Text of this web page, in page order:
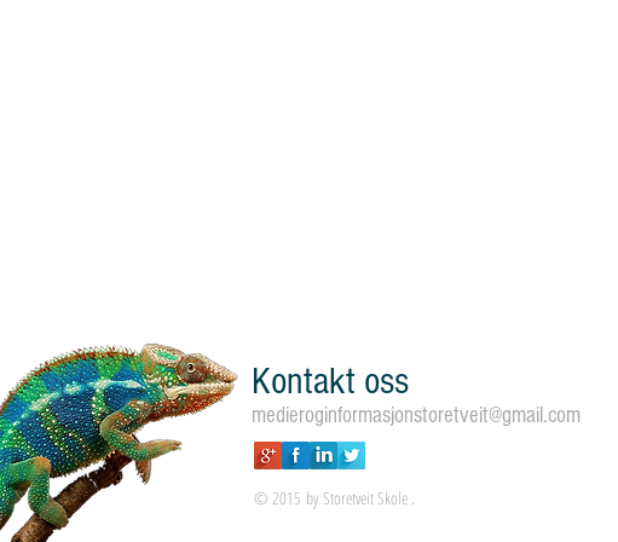
© 2015 by Storetveit Skole .
Kontakt oss
medieroginformasjonstoretveit@gmail.com